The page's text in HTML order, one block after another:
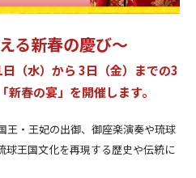
る新春の慶び～
（水）から 3日（金）までの3
新春の宴」を開催します。
・王妃の出御、御座楽演奏や琉球
球王国文化を再現する歴史や伝統に